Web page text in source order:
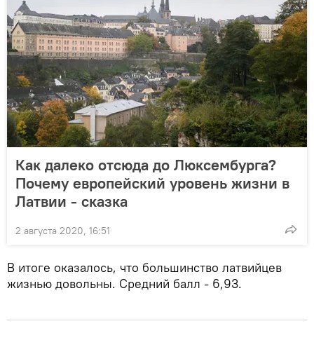
Как далеко отсюда до Люксембурга?
Почему европейский уровень жизни в
Латвии - сказка
2 августа 2020, 16:51
В итоге оказалось, что большинство латвийцев
жизнью довольны. Средний балл - 6,93.